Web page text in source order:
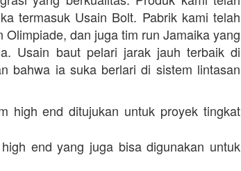
termasuk Usain Bolt. Pabrik kami telah
dan juga tim run Jamaika yang
Usain baut pelari jarak jauh terbaik di
bahwa ia suka berlari di sistem lintasan
high end ditujukan untuk proyek tingkat
end yang juga bisa digunakan untuk